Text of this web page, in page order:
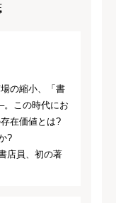
の縮小、「書
。この時代にお
在価値とは?
?
店員、初の著